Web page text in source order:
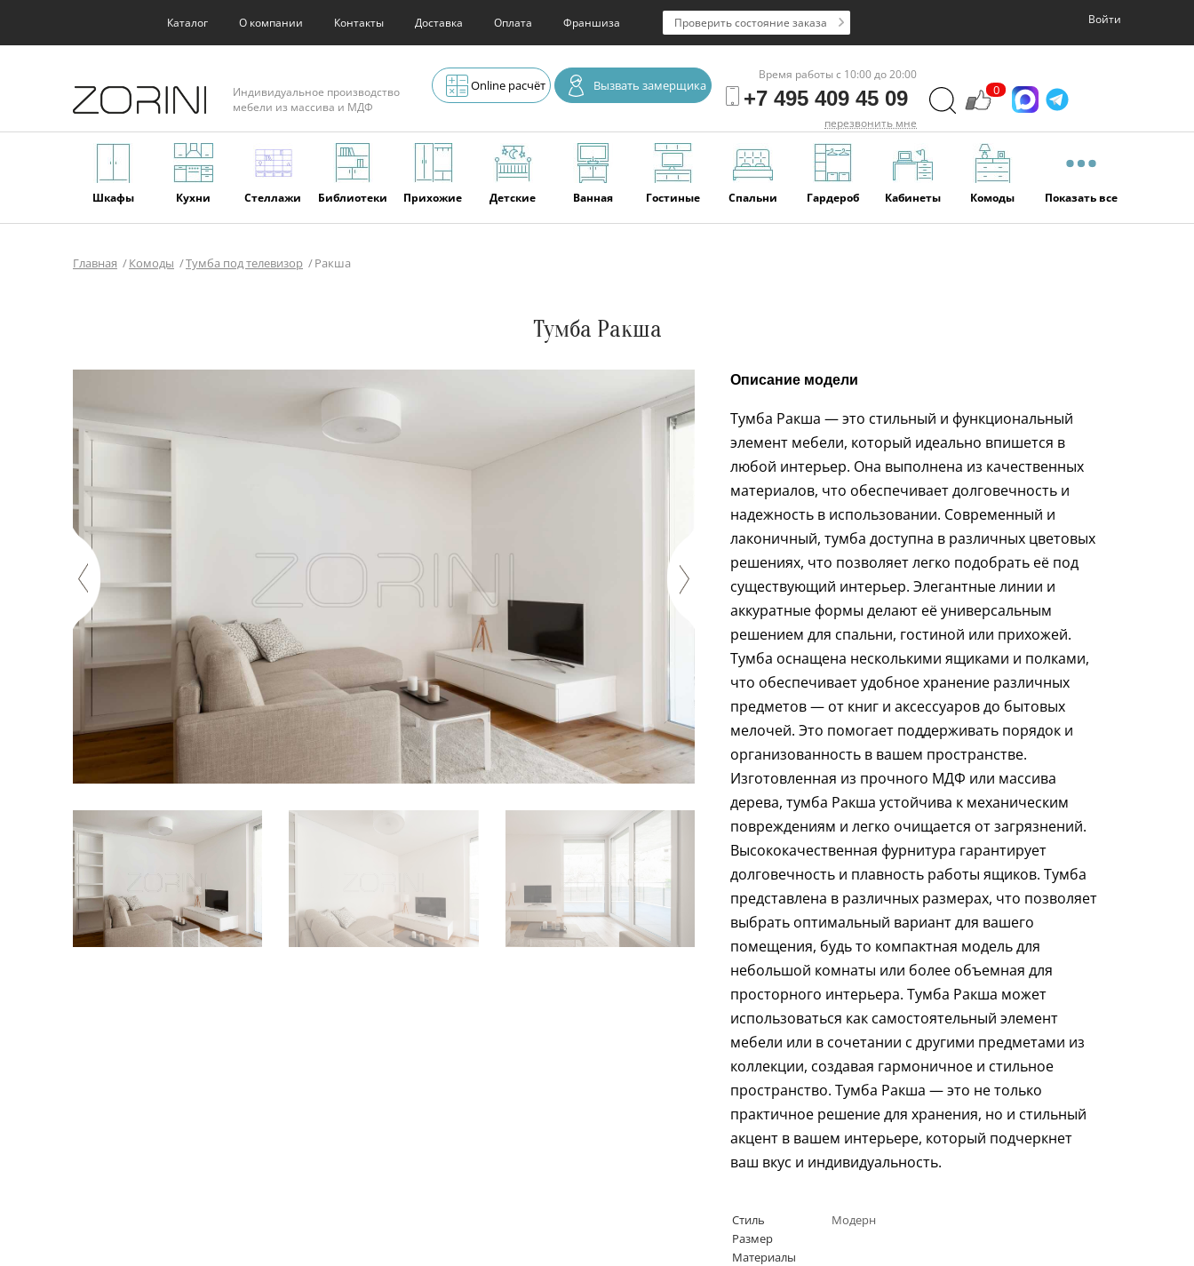
Каталог О компании Контакты Доставка Оплата Франшиза Войти
Проверить состояние заказа
Индивидуальное производство
мебели из массива и МДФ
Online расчёт Вызвать замерщика
Время работы с 10:00 до 20:00
+7 495 409 45 09
перезвонить мне
0
Шкафы Кухни Стеллажи Библиотеки Прихожие Детские Ванная Гостиные Спальни Гардероб Кабинеты Комоды Показать все
Главная Комоды Тумба под телевизор Ракша
Тумба Ракша
Описание модели
Тумба Ракша — это стильный и функциональный
элемент мебели, который идеально впишется в
любой интерьер. Она выполнена из качественных
материалов, что обеспечивает долговечность и
надежность в использовании. Современный и
лаконичный, тумба доступна в различных цветовых
решениях, что позволяет легко подобрать её под
существующий интерьер. Элегантные линии и
аккуратные формы делают её универсальным
решением для спальни, гостиной или прихожей.
Тумба оснащена несколькими ящиками и полками,
что обеспечивает удобное хранение различных
предметов — от книг и аксессуаров до бытовых
мелочей. Это помогает поддерживать порядок и
организованность в вашем пространстве.
Изготовленная из прочного МДФ или массива
дерева, тумба Ракша устойчива к механическим
повреждениям и легко очищается от загрязнений.
Высококачественная фурнитура гарантирует
долговечность и плавность работы ящиков. Тумба
представлена в различных размерах, что позволяет
выбрать оптимальный вариант для вашего
помещения, будь то компактная модель для
небольшой комнаты или более объемная для
просторного интерьера. Тумба Ракша может
использоваться как самостоятельный элемент
мебели или в сочетании с другими предметами из
коллекции, создавая гармоничное и стильное
пространство. Тумба Ракша — это не только
практичное решение для хранения, но и стильный
акцент в вашем интерьере, который подчеркнет
ваш вкус и индивидуальность.
Стиль
Модерн
Размер
Материалы